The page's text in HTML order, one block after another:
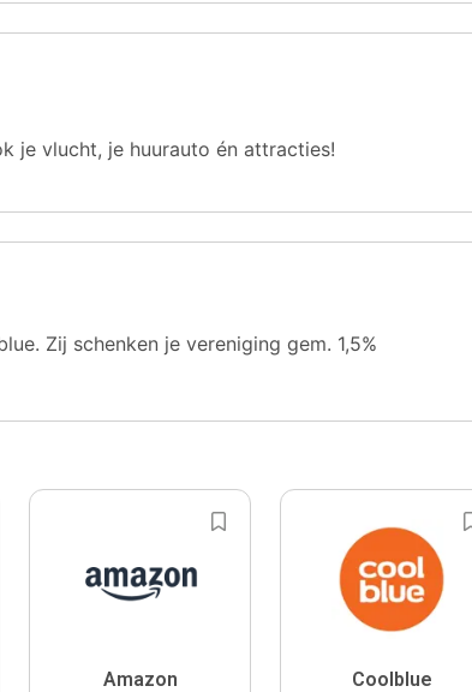
je vlucht, je huurauto én attracties!
Zij schenken je vereniging gem. 1,5%
Amazon Coolblue